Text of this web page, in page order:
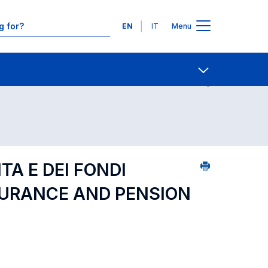
Languages
EN IT Menu
search - numerical order Contact Us
E DEI FONDI
AND PENSION